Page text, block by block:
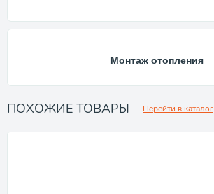
Монтаж отопления
ПОХОЖИЕ ТОВАРЫ Перейти в каталог